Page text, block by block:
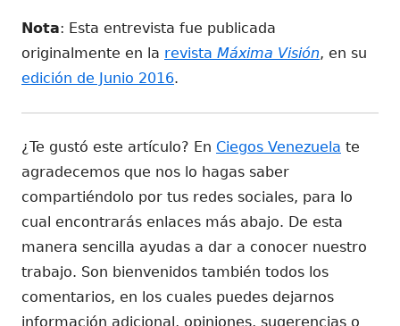
Nota: Esta entrevista fue publicada
originalmente en la revista Máxima Visión, en su
edición de Junio 2016.
¿Te gustó este artículo? En Ciegos Venezuela te
agradecemos que nos lo hagas saber
compartiéndolo por tus redes sociales, para lo
cual encontrarás enlaces más abajo. De esta
manera sencilla ayudas a dar a conocer nuestro
trabajo. Son bienvenidos también todos los
comentarios, en los cuales puedes dejarnos
información adicional, opiniones, sugerencias o